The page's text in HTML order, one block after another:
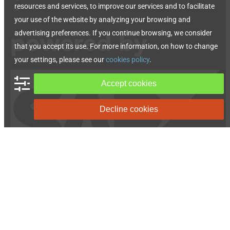
Pompe hydraulique
Accessoires hydrauliques
resources and services, to improve our services and to facilitate
your use of the website by analyzing your browsing and
advertising preferences. If you continue browsing, we consider
that you accept its use. For more information, on how to change
your settings, please see ourcookies policy.
Accept cookies
Decline cookies